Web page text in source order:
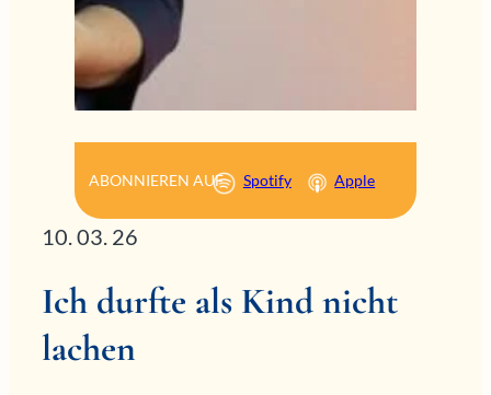
ABONNIEREN AUF Spotify Apple
10. 03. 26
Ich durfte als Kind nicht
lachen